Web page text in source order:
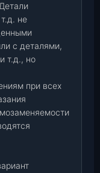
не
с деталями,
и т.д., но
при всех